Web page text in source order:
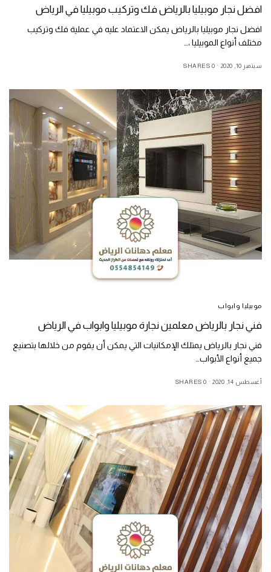
افضل نجار موبيليا بالرياض فك وتركيب موبيليا في الرياض
افضل نجار موبيليا بالرياض يمكن الاعتماد عليه في عملية فك وتركيب
مختلف أنواع الموبيليا ،…
سبتمبر 10, 2020 0 SHARES
موبيليا وابواب
فني نجار بالرياض معلمين نجارة موبيليا وابواب في الرياض
فني نجار بالرياض يمتلك الإمكانيات التي يمكن أن يقوم من خلالها بتصنيع
جميع أنواع الأبواب…
أغسطس 14, 2020 0 SHARES